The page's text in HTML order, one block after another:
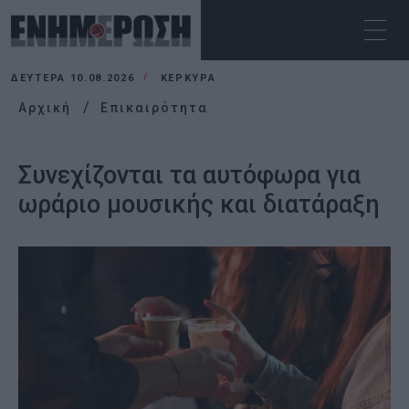
ΔΕΥΤΈΡΑ 10.08.2026 ΚΕΡΚΥΡΑ
Αρχική Επικαιρότητα
Συνεχίζονται τα αυτόφωρα για
ωράριο μουσικής και διατάραξη